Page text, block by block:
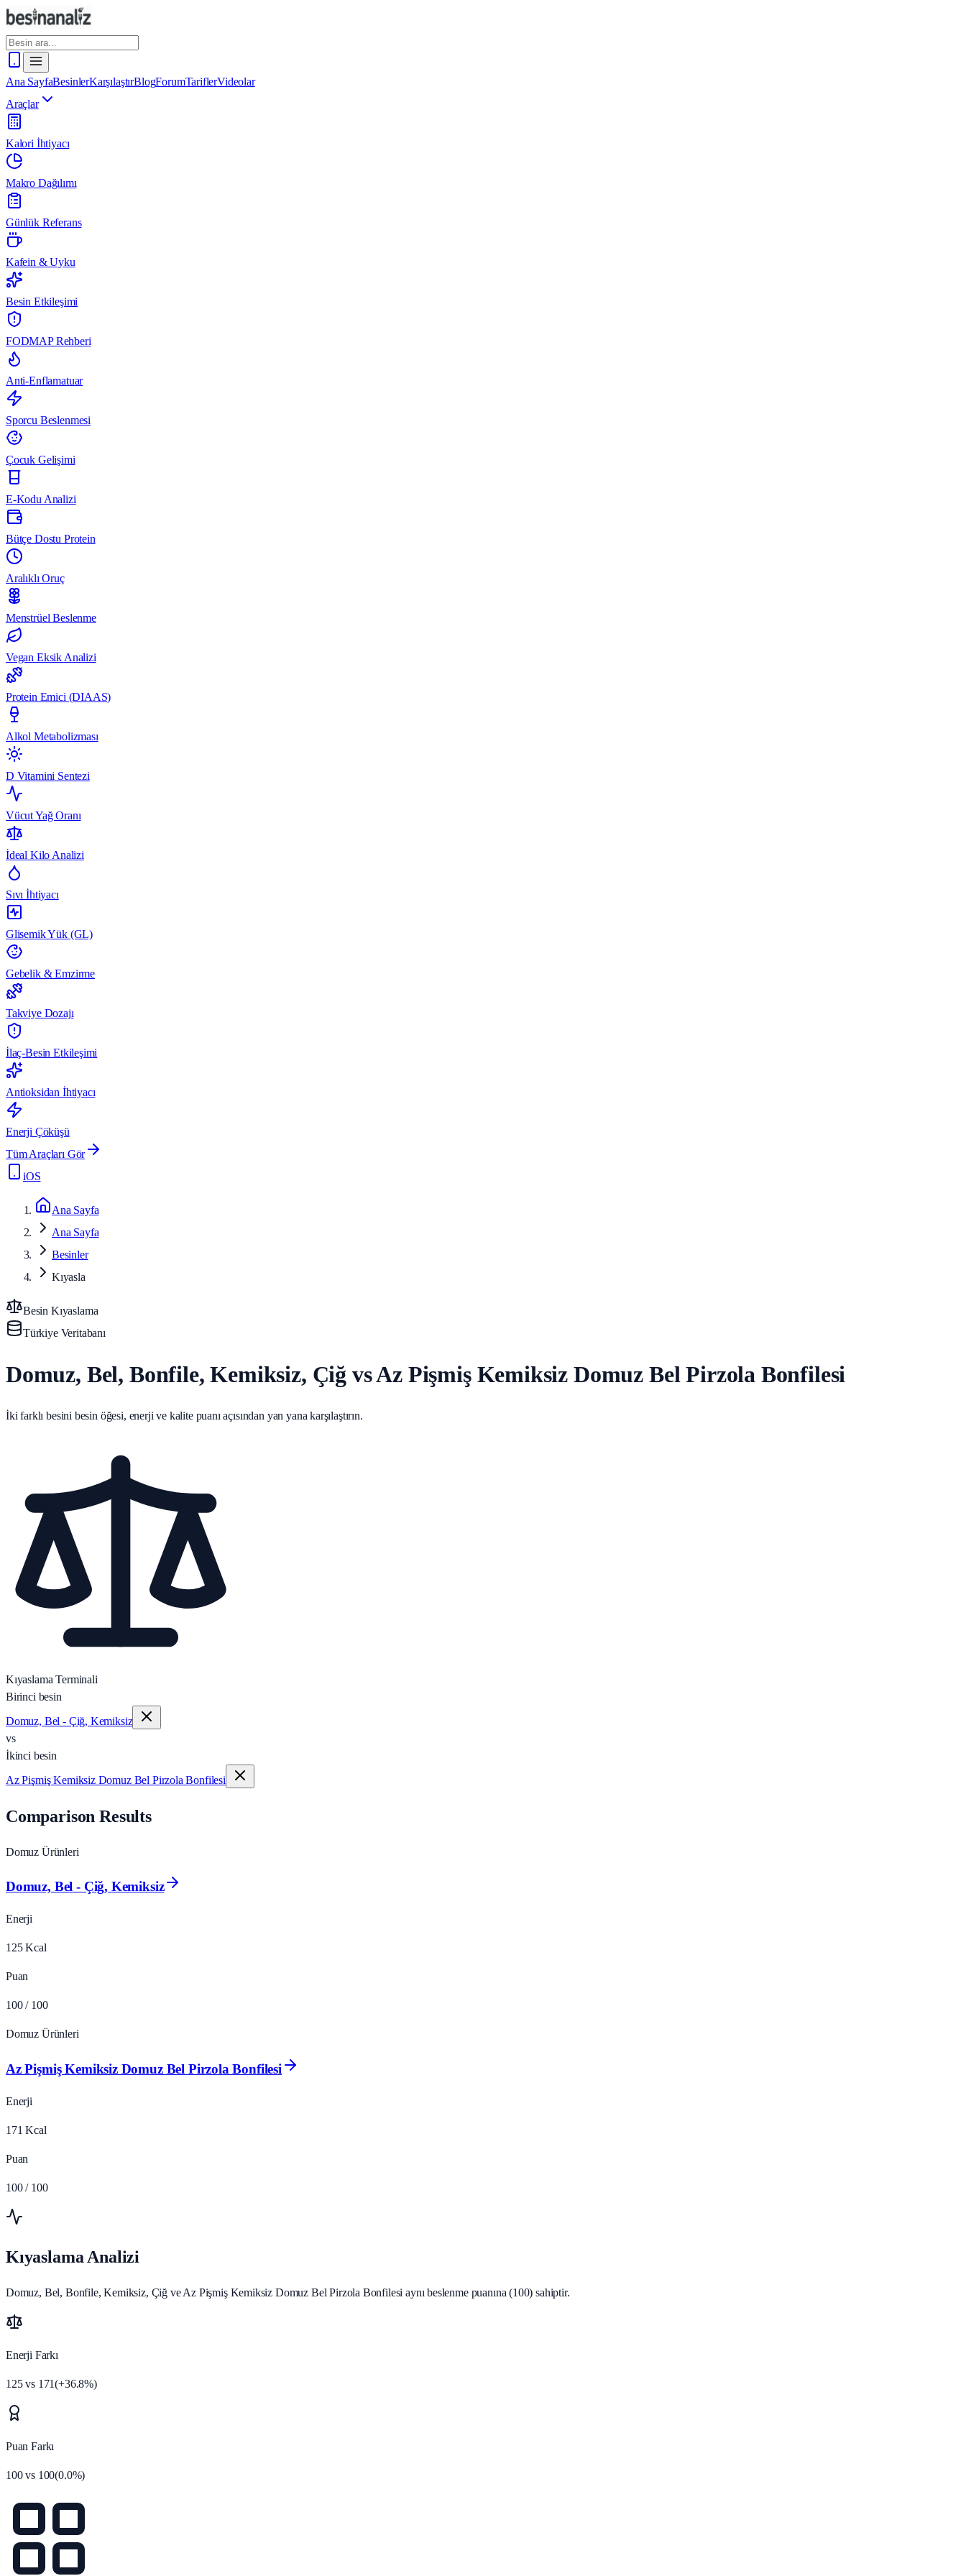
Ana SayfaBesinlerKarşılaştırBlogForumTariflerVideolar
Araçlar
Kalori İhtiyacı
Makro Dağılımı
Günlük Referans
Kafein & Uyku
Besin Etkileşimi
FODMAP Rehberi
Anti-Enflamatuar
Sporcu Beslenmesi
Çocuk Gelişimi
E-Kodu Analizi
Bütçe Dostu Protein
Aralıklı Oruç
Menstrüel Beslenme
Vegan Eksik Analizi
Protein Emici (DIAAS)
Alkol Metabolizması
D Vitamini Sentezi
Vücut Yağ Oranı
İdeal Kilo Analizi
Sıvı İhtiyacı
Glisemik Yük (GL)
Gebelik & Emzirme
Takviye Dozajı
İlaç-Besin Etkileşimi
Antioksidan İhtiyacı
Enerji Çöküşü
Tüm Araçları Gör
iOS
Ana Sayfa
Ana Sayfa
Besinler
Kıyasla
Besin Kıyaslama
Türkiye Veritabanı
Domuz, Bel, Bonfile, Kemiksiz, Çiğ vs Az Pişmiş Kemiksiz Domuz Bel Pirzola Bonfilesi
İki farklı besini besin öğesi, enerji ve kalite puanı açısından yan yana karşılaştırın.
Kıyaslama Terminali
Birinci besin
Domuz, Bel - Çiğ, Kemiksiz
vs
İkinci besin
Az Pişmiş Kemiksiz Domuz Bel Pirzola Bonfilesi
Comparison Results
Domuz Ürünleri
Domuz, Bel - Çiğ, Kemiksiz
Enerji
125 Kcal
Puan
100 / 100
Domuz Ürünleri
Az Pişmiş Kemiksiz Domuz Bel Pirzola Bonfilesi
Enerji
171 Kcal
Puan
100 / 100
Kıyaslama Analizi
Domuz, Bel, Bonfile, Kemiksiz, Çiğ ve Az Pişmiş Kemiksiz Domuz Bel Pirzola Bonfilesi aynı beslenme puanına (100) sahiptir.
Enerji Farkı
125vs 171(+36.8%)
Puan Farkı
100vs 100(0.0%)